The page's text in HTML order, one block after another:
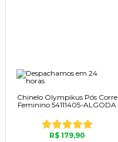
Chinelo Olympikus Pós Corre
Feminino 54111405-ALGODA
R$ 179,90